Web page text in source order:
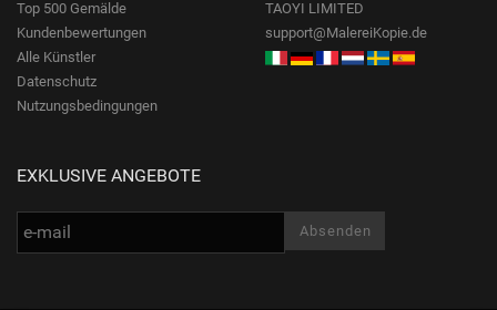
Top 500 Gemälde
Kundenbewertungen
Alle Künstler
Datenschutz
Nutzungsbedingungen
TAOYI LIMITED
support@MalereiKopie.de
EXKLUSIVE ANGEBOTE